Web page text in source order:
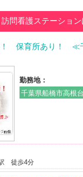
訪問看護ステーショ
保育所あり！ ≪
勤務地：
千葉県船橋市高根
徒歩4分